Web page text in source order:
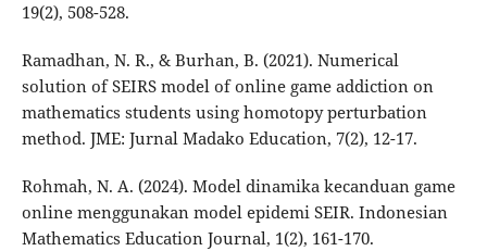
19(2), 508-528.
Ramadhan, N. R., & Burhan, B. (2021). Numerical
solution of SEIRS model of online game addiction on
mathematics students using homotopy perturbation
method. JME: Jurnal Madako Education, 7(2), 12-17.
Rohmah, N. A. (2024). Model dinamika kecanduan game
online menggunakan model epidemi SEIR. Indonesian
Mathematics Education Journal, 1(2), 161-170.